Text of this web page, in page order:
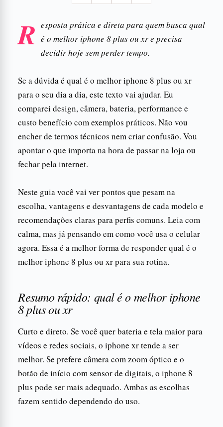
R esposta prática e direta para quem busca qual
é o melhor iphone 8 plus ou xr e precisa
decidir hoje sem perder tempo.
Se a dúvida é qual é o melhor iphone 8 plus ou xr
para o seu dia a dia, este texto vai ajudar. Eu
comparei design, câmera, bateria, performance e
custo benefício com exemplos práticos. Não vou
encher de termos técnicos nem criar confusão. Vou
apontar o que importa na hora de passar na loja ou
fechar pela internet.
Neste guia você vai ver pontos que pesam na
escolha, vantagens e desvantagens de cada modelo e
recomendações claras para perfis comuns. Leia com
calma, mas já pensando em como você usa o celular
agora. Essa é a melhor forma de responder qual é o
melhor iphone 8 plus ou xr para sua rotina.
Resumo rápido: qual é o melhor iphone
8 plus ou xr
Curto e direto. Se você quer bateria e tela maior para
vídeos e redes sociais, o iphone xr tende a ser
melhor. Se prefere câmera com zoom óptico e o
botão de início com sensor de digitais, o iphone 8
plus pode ser mais adequado. Ambas as escolhas
fazem sentido dependendo do uso.